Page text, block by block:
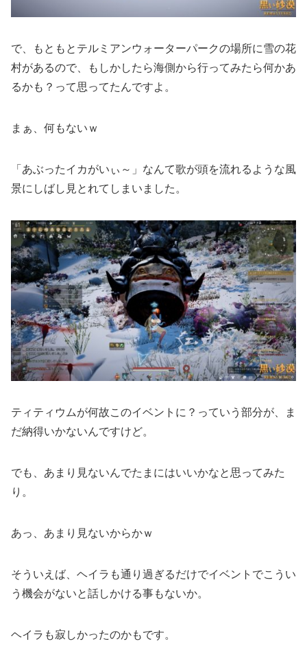
で、もともとテルミアンウォーターパークの場所に雪の花
村があるので、もしかしたら海側から行ってみたら何かあ
るかも？って思ってたんですよ。
まぁ、何もないｗ
「あぶったイカがいぃ～」なんて歌が頭を流れるような風
景にしばし見とれてしまいました。
ティティウムが何故このイベントに？っていう部分が、ま
だ納得いかないんですけど。
でも、あまり見ないんでたまにはいいかなと思ってみた
り。
あっ、あまり見ないからかｗ
そういえば、ヘイラも通り過ぎるだけでイベントでこうい
う機会がないと話しかける事もないか。
ヘイラも寂しかったのかもです。